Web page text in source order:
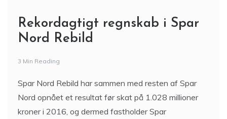
Rekordagtigt regnskab i Spar
Nord Rebild
3 Min Reading
Spar Nord Rebild har sammen med resten af Spar
Nord opnået et resultat før skat på 1.028 millioner
kroner i 2016, og dermed fastholder Spar